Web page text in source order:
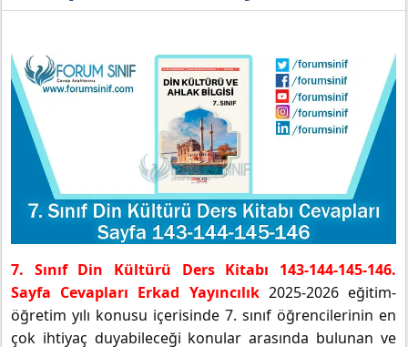
7. Sınıf Din Kültürü Ders Kitabı 143-144-145-146.
Sayfa Cevapları Erkad Yayıncılık2025-2026 eğitim-
öğretim yılı konusu içerisinde 7. sınıf öğrencilerinin en
çok ihtiyaç duyabileceği konular arasında bulunan ve